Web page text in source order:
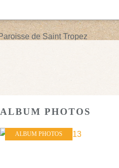
ALBUM PHOTOS
ALBUM PHOTOS